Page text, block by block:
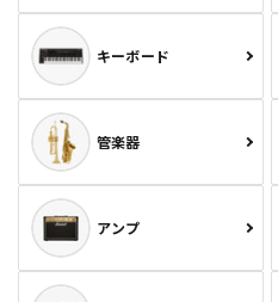
キーボード
管楽器
アンプ